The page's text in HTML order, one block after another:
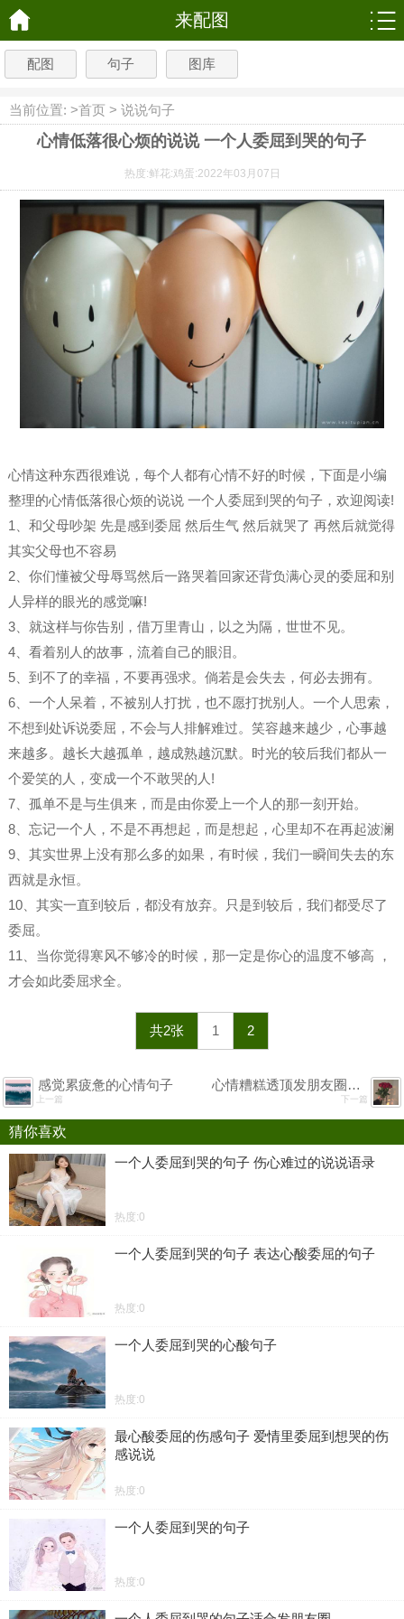
来配图
配图 句子 图库
当前位置: >首页 > 说说句子
心情低落很心烦的说说 一个人委屈到哭的句子
热度:鲜花:鸡蛋:2022年03月07日
心情这种东西很难说，每个人都有心情不好的时候，下面是小编
整理的心情低落很心烦的说说 一个人委屈到哭的句子，欢迎阅读!
1、和父母吵架 先是感到委屈 然后生气 然后就哭了 再然后就觉得
其实父母也不容易
2、你们懂被父母辱骂然后一路哭着回家还背负满心灵的委屈和别
人异样的眼光的感觉嘛!
3、就这样与你告别，借万里青山，以之为隔，世世不见。
4、看着别人的故事，流着自己的眼泪。
5、到不了的幸福，不要再强求。倘若是会失去，何必去拥有。
6、一个人呆着，不被别人打扰，也不愿打扰别人。一个人思索，
不想到处诉说委屈，不会与人排解难过。笑容越来越少，心事越
来越多。越长大越孤单，越成熟越沉默。时光的较后我们都从一
个爱笑的人，变成一个不敢哭的人!
7、孤单不是与生俱来，而是由你爱上一个人的那一刻开始。
8、忘记一个人，不是不再想起，而是想起，心里却不在再起波澜
9、其实世界上没有那么多的如果，有时候，我们一瞬间失去的东
西就是永恒。
10、其实一直到较后，都没有放弃。只是到较后，我们都受尽了
委屈。
11、当你觉得寒风不够冷的时候，那一定是你心的温度不够高 ，
才会如此委屈求全。
共2张 1 2
感觉累疲惫的心情句子
上一篇
心情糟糕透顶发朋友圈句子
下一篇
猜你喜欢
一个人委屈到哭的句子 伤心难过的说说语录
热度:0
一个人委屈到哭的句子 表达心酸委屈的句子
热度:0
一个人委屈到哭的心酸句子
热度:0
最心酸委屈的伤感句子 爱情里委屈到想哭的伤
感说说
热度:0
一个人委屈到哭的句子
热度:0